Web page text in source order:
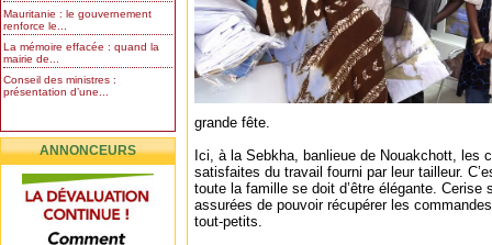
Mauritanie : le gouvernement
renforce le...
La mémoire effacée : quand la
mairie de...
Conseil des ministres :
présentation d’une...
ANNONCEURS
grande fête.
Ici, à la Sebkha, banlieue de Nouakchott, les
satisfaites du travail fourni par leur tailleur.
toute la famille se doit d’être élégante. Cerise
assurées de pouvoir récupérer les
tout-petits.